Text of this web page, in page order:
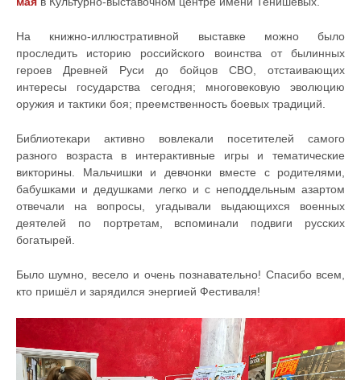
На книжно-иллюстративной выставке можно было
проследить историю российского воинства от былинных
героев Древней Руси до бойцов СВО, отстаивающих
интересы государства сегодня; многовековую эволюцию
оружия и тактики боя; преемственность боевых традиций.
Библиотекари активно вовлекали посетителей самого
разного возраста в интерактивные игры и тематические
викторины. Мальчишки и девчонки вместе с родителями,
бабушками и дедушками легко и с неподдельным азартом
отвечали на вопросы, угадывали выдающихся военных
деятелей по портретам, вспоминали подвиги русских
богатырей.
Было шумно, весело и очень познавательно! Спасибо всем,
кто пришёл и зарядился энергией Фестиваля!